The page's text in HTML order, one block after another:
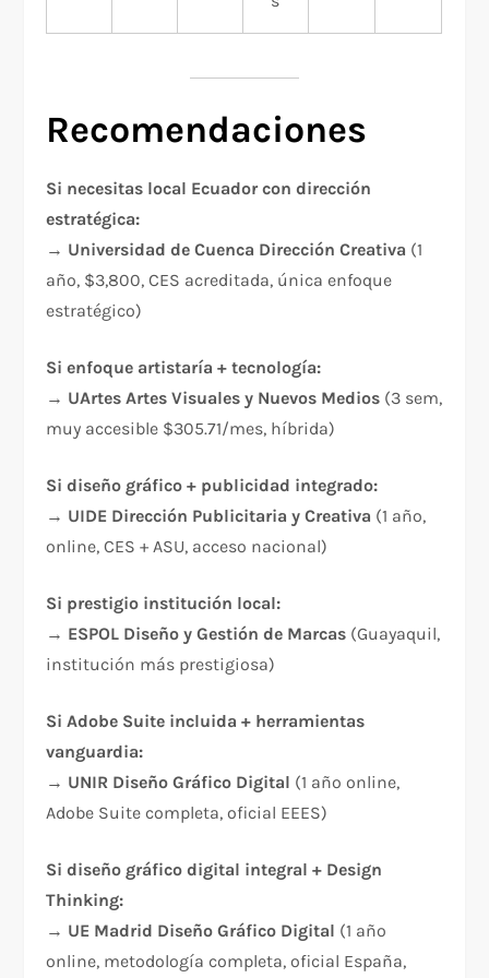
Recomendaciones
Si necesitas local Ecuador con dirección
estratégica:
→ Universidad de Cuenca Dirección Creativa (1
año, $3,800, CES acreditada, única enfoque
estratégico)
Si enfoque artistaría + tecnología:
→ UArtes Artes Visuales y Nuevos Medios (3 sem,
muy accesible $305.71/mes, híbrida)
Si diseño gráfico + publicidad integrado:
→ UIDE Dirección Publicitaria y Creativa (1 año,
online, CES + ASU, acceso nacional)
Si prestigio institución local:
→ ESPOL Diseño y Gestión de Marcas (Guayaquil,
institución más prestigiosa)
Si Adobe Suite incluida + herramientas
vanguardia:
→ UNIR Diseño Gráfico Digital (1 año online,
Adobe Suite completa, oficial EEES)
Si diseño gráfico digital integral + Design
Thinking:
→ UE Madrid Diseño Gráfico Digital (1 año
online, metodología completa, oficial España,